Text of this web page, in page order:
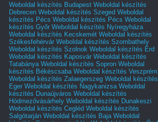
Weboldal készítés Budapest Weboldal készítés
Debrecen Weboldal készítés Szeged Weboldal
készítés Pécs Weboldal készítés Pécs Weboldal
készítés Győr Weboldal készítés Nyíregyháza
Weboldal készítés Kecskemét Weboldal készítés
Székesfehérvár Weboldal készítés Szombathely
Weboldal készítés Szolnok Weboldal készítés Érd
Weboldal készítés Kaposvár Weboldal készítés
Tatabánya Weboldal készítés Sopron Weboldal
készítés Békéscsaba Weboldal készítés Veszprém
Weboldal készítés Zalaegerszeg Weboldal készítés
Eger Weboldal készítés Nagykanizsa Weboldal
készítés Dunaújváros Weboldal készítés
Hódmezővásárhely Weboldal készítés Dunakeszi
Weboldal készítés Cegléd Weboldal készítés
Salgótarján Weboldal készítés Baja Weboldal